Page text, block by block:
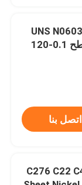
UNS
B3 230214 لوح مسطح 0.1-120
اتصل بنا
C276 C22